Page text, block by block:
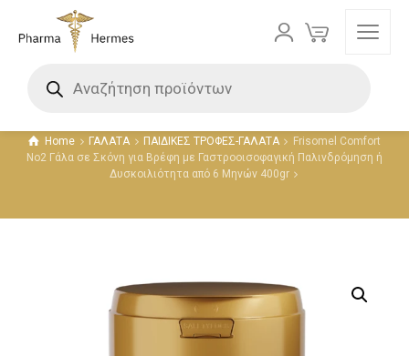
Home ΓΑΛΑΤΑ ΠΑΙΔΙΚΕΣ ΤΡΟΦΕΣ-ΓΑΛΑΤΑ
Frisomel Comfort
No2 Γάλα σε Σκόνη για Βρέφη με Γαστροοισοφαγική Παλινδρόμηση ή
Δυσκοιλιότητα από 6 Μηνών 400gr